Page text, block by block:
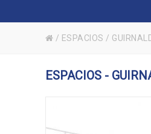
/ ESPACIOS /
ESPACIOS -